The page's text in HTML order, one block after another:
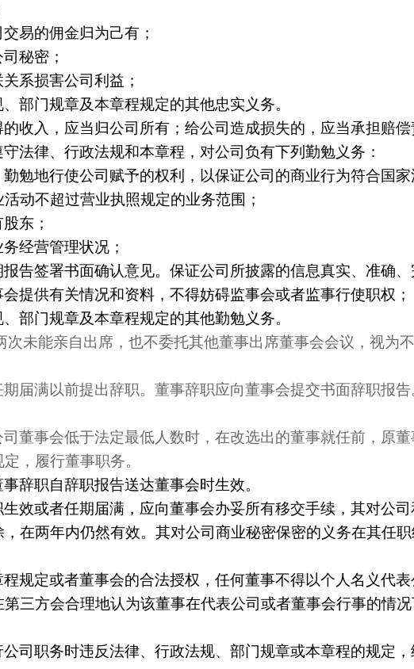
易的佣金归为己有；
秘密；
系损害公司利益；
、部门规章及本章程规定的其他忠实义务。
收入，应当归公司所有；给公司造成损失的，应当承担赔偿
法律、行政法规和本章程，对公司负有下列勤勉义务：
勤勉地行使公司赋予的权利，以保证公司的商业行为符合国
动不超过营业执照规定的业务范围；
东；
经营管理状况；
报告签署书面确认意见。保证公司所披露的信息真实、准确、
会提供有关情况和资料，不得妨碍监事会或者监事行使职权；
、部门规章及本章程规定的其他勤勉义务。
次未能亲自出席，也不委托其他董事出席董事会会议，视为
届满以前提出辞职。董事辞职应向董事会提交书面辞职报
董事会低于法定最低人数时，在改选出的董事就任前，原
，履行董事职务。
辞职自辞职报告送达董事会时生效。
效或者任期届满，应向董事会办妥所有移交手续，其对公司
在两年内仍然有效。其对公司商业秘密保密的义务在其任
规定或者董事会的合法授权，任何董事不得以个人名义代
三方会合理地认为该董事在代表公司或者董事会行事的情
司职务时违反法律、行政法规、部门规章或本章程的规定